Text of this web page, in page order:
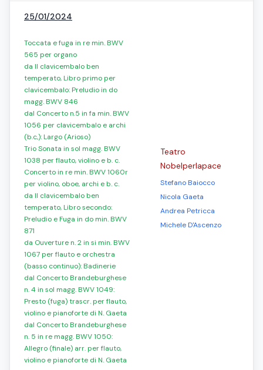
25/01/2024
Toccata e fuga in re min. BWV
565 per organo
da Il clavicembalo ben
temperato, Libro primo per
clavicembalo: Preludio in do
magg. BWV 846
dal Concerto n.5 in fa min. BWV
1056 per clavicembalo e archi
(b.c,): Largo (Arioso)
Trio Sonata in sol magg. BWV
1038 per flauto, violino e b. c.
Concerto in re min. BWV 1060r
per violino, oboe, archi e b. c.
da Il clavicembalo ben
temperato, Libro secondo:
Preludio e Fuga in do min. BWV
871
da Ouverture n. 2 in si min. BWV
1067 per flauto e orchestra
(basso continuo): Badinerie
dal Concerto Brandeburghese
n. 4 in sol magg. BWV 1049:
Presto (fuga) trascr. per flauto,
violino e pianoforte di N. Gaeta
dal Concerto Brandeburghese
n. 5 in re magg. BWV 1050:
Allegro (finale) arr. per flauto,
violino e pianoforte di N. Gaeta
Teatro
Nobelperlapace
Stefano Baiocco
Nicola Gaeta
Andrea Petricca
Michele D'Ascenzo